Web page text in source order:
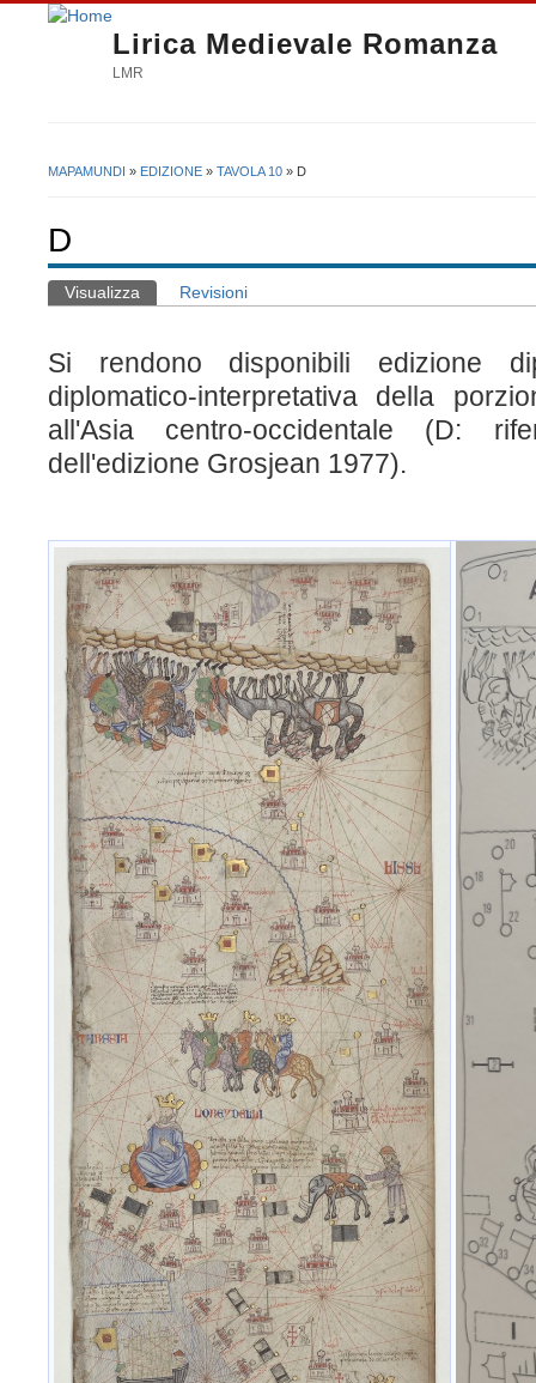
Lirica Medievale Romanza
LMR
MAPAMUNDI » EDIZIONE » TAVOLA 10 » D
D
Schede primarie
Visualizza (scheda attiva)
Revisioni
Si rendono disponibili edizione
diplomatico-interpretativa della
all'Asia centro-occidentale (D:
dell'edizione Grosjean 1977).